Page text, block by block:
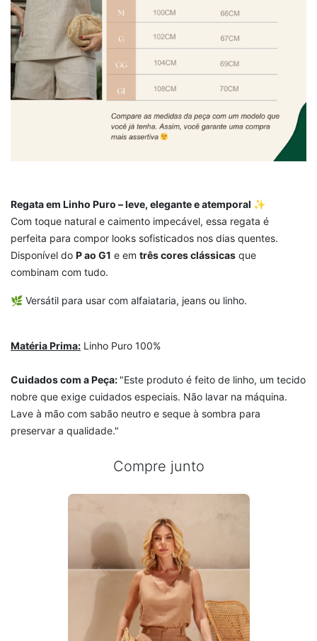
Regata em Linho Puro – leve, elegante e atemporal ✨
Com toque natural e caimento impecável, essa regata é
perfeita para compor looks sofisticados nos dias quentes.
Disponível do P ao G1 e em três cores clássicas que
combinam com tudo.
🌿 Versátil para usar com alfaiataria, jeans ou linho.
Matéria Prima: Linho Puro 100%
Cuidados com a Peça: "Este produto é feito de linho, um tecido
nobre que exige cuidados especiais. Não lavar na máquina.
Lave à mão com sabão neutro e seque à sombra para
preservar a qualidade."
Compre junto